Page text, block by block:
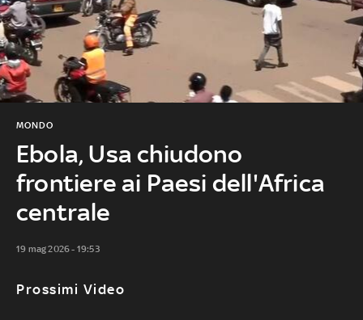
Ebola, Usa chiudono
frontiere ai Paesi dell'Africa
centrale
MONDO
19 mag 2026 - 19:53
Prossimi Video